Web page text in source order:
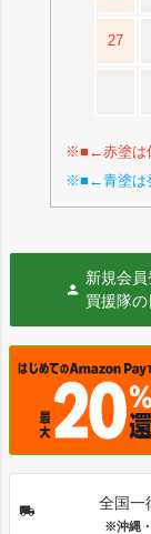
27
※■←赤塗は
※■←青塗は
新規会
買援隊
全国一
※沖縄